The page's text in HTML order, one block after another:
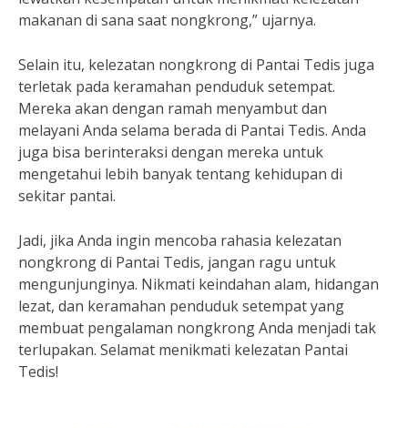
makanan di sana saat nongkrong,” ujarnya.
Selain itu, kelezatan nongkrong di Pantai Tedis juga
terletak pada keramahan penduduk setempat.
Mereka akan dengan ramah menyambut dan
melayani Anda selama berada di Pantai Tedis. Anda
juga bisa berinteraksi dengan mereka untuk
mengetahui lebih banyak tentang kehidupan di
sekitar pantai.
Jadi, jika Anda ingin mencoba rahasia kelezatan
nongkrong di Pantai Tedis, jangan ragu untuk
mengunjunginya. Nikmati keindahan alam, hidangan
lezat, dan keramahan penduduk setempat yang
membuat pengalaman nongkrong Anda menjadi tak
terlupakan. Selamat menikmati kelezatan Pantai
Tedis!